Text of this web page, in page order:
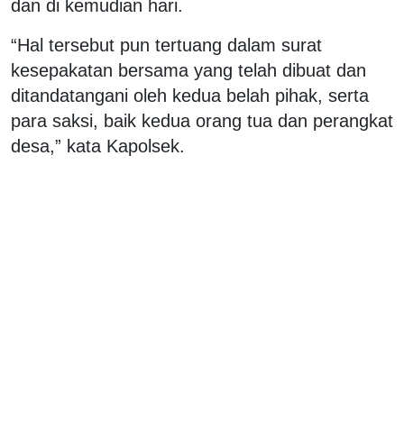
dan di kemudian hari.
“Hal tersebut pun tertuang dalam surat
kesepakatan bersama yang telah dibuat dan
ditandatangani oleh kedua belah pihak, serta
para saksi, baik kedua orang tua dan perangkat
desa,” kata Kapolsek.